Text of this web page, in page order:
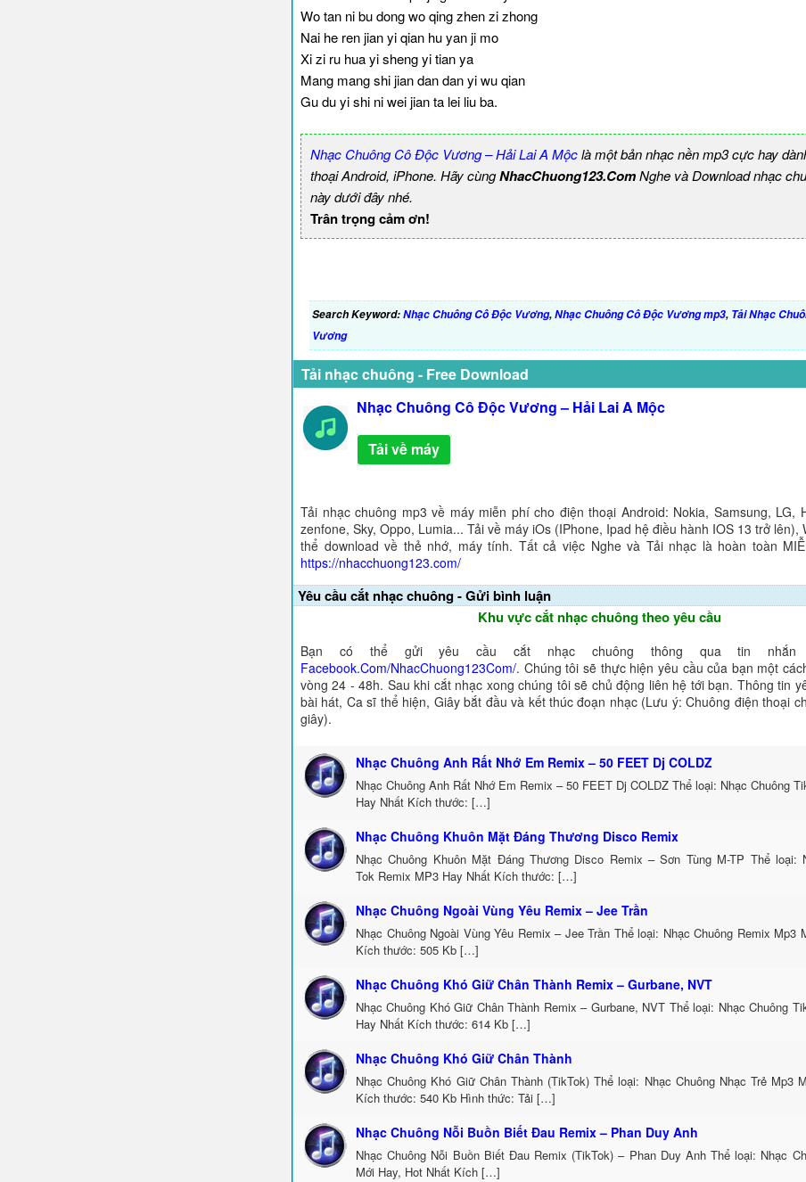
Wo tan ni bu dong wo qing zhen zi zhong
Nai he ren jian yi qian hu yan ji mo
Xi zi ru hua yi sheng yi tian ya
Mang mang shi jian dan dan yi wu qian
Gu du yi shi ni wei jian ta lei liu ba.
Nhạc Chuông Cô Độc Vương – Hải Lai A Mộclà một bản nhạc nền mp3 cực hay
thoại Android, iPhone. Hãy cùngNhacChuong123.ComNghe và Download nhạc
này dưới đây nhé.
Trân trọng cảm ơn!
Search Keyword:Nhạc Chuông Cô Độc Vương,Nhạc Chuông Cô Độc Vương mp3, Tải Nhạc
Vương
Tải nhạc chuông - Free Download
Nhạc Chuông Cô Độc Vương – Hải Lai A Mộc
Tải về máy
Tải nhạc chuông mp3 về máy miễn phí cho điện thoại Android: Nokia, Samsung, LG,
zenfone, Sky, Oppo, Lumia... Tải về máy iOs (IPhone, Ipad hệ điều hành IOS 13 trở lên),
thể download về thẻ nhớ, máy tính. Tất cả việc Nghe và Tải nhạc là hoàn toàn
https://nhacchuong123.com/
Yêu cầu cắt nhạc chuông - Gửi bình luận
Khu vực cắt nhạc chuông theo yêu cầu
Bạn có thể gửi yêu cầu cắt nhạc chuông thông qua tin nhắn
Facebook.Com/NhacChuong123Com/. Chúng tôi sẽ thực hiện yêu cầu của bạn một
vòng 24 - 48h. Sau khi cắt nhạc xong chúng tôi sẽ chủ động liên hệ tới bạn. Thông tin
bài hát, Ca sĩ thể hiện, Giây bắt đầu và kết thúc đoạn nhạc (Lưu ý: Chuông điện thoại
giây).
Nhạc Chuông Anh Rất Nhớ Em Remix – 50 FEET Dj COLDZ
Nhạc Chuông Anh Rất Nhớ Em Remix – 50 FEET Dj COLDZ Thể loại: Nhạc Chuông
Hay Nhất Kích thước: […]
Nhạc Chuông Khuôn Mặt Đáng Thương Disco Remix
Nhạc Chuông Khuôn Mặt Đáng Thương Disco Remix – Sơn Tùng M-TP Thể loại:
Tok Remix MP3 Hay Nhất Kích thước: […]
Nhạc Chuông Ngoài Vùng Yêu Remix – Jee Trần
Nhạc Chuông Ngoài Vùng Yêu Remix – Jee Trần Thể loại: Nhạc Chuông Remix Mp3
Kích thước: 505 Kb […]
Nhạc Chuông Khó Giữ Chân Thành Remix – Gurbane, NVT
Nhạc Chuông Khó Giữ Chân Thành Remix – Gurbane, NVT Thể loại: Nhạc Chuông
Hay Nhất Kích thước: 614 Kb […]
Nhạc Chuông Khó Giữ Chân Thành
Nhạc Chuông Khó Giữ Chân Thành (TikTok) Thể loại: Nhạc Chuông Nhạc Trẻ Mp3
Kích thước: 540 Kb Hình thức: Tải […]
Nhạc Chuông Nỗi Buồn Biết Đau Remix – Phan Duy Anh
Nhạc Chuông Nỗi Buồn Biết Đau Remix (TikTok) – Phan Duy Anh Thể loại: Nhạc
Mới Hay, Hot Nhất Kích […]